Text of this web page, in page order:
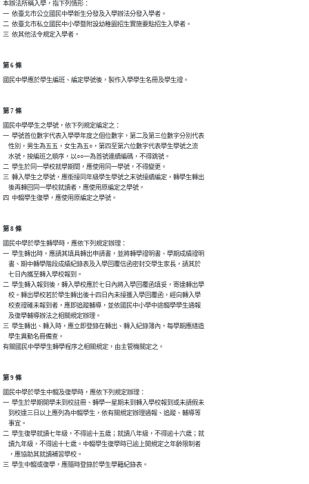
本辦法所稱入學，指下列情形：
一  依臺北市公立國民中學新生分發及入學辦法分發入學者。
二  依臺北市私立國民中小學暨附設幼稚園招生實施要點招生入學者。
三  依其他法令規定入學者。
第 6 條
國民中學應於學生編班、編定學號後，製作入學學生名冊及學生證。
第 7 條
國民中學學生之學號，依下列規定編定之：
一  學號首位數字代表入學學年度之個位數字，第二及第三位數字分別代表
    性別，男生為五五，女生為五○，第四至第六位數字代表學生學號之流
    水號，按編班之順序，以○○一為首號連續編碼，不得跳號。
二  學生於同一學校就學期間，應使用同一學號，不得變更。
三  轉入學生之學號，應銜接同年級學生學號之末號接續編定，轉學生轉出
    後再轉回同一學校就讀者，應使用原編定之學號。
四  中輟學生復學，應使用原編定之學號。
第 8 條
國民中學於學生轉學時，應依下列規定辦理：
一  學生轉出時，應請其填具轉出申請書，並將轉學證明書、學期成績證明
    書、期中轉學階段成績紀錄表及入學回覆信函密封交學生家長，請其於
    七日內攜至轉入學校報到。
二  學生轉入報到後，轉入學校應於七日內將入學回覆函填妥，寄達轉出學
    校。轉出學校若於學生轉出後十四日內未接獲入學回覆函，經向轉入學
    校查證確未報到者，應即追蹤輔導，並依國民中小學中途輟學學生通報
    及復學輔導辦法之相關規定辦理。
三  學生轉出、轉入時，應立即登錄在轉出、轉入紀錄簿內，每學期應繕造
    學生異動名冊備查。
有關國民中學學生轉學程序之相關規定，由主管機關定之。
第 9 條
國民中學於學生中輟及復學時，應依下列規定辦理：
一  學生於學期開學未到校註冊、轉學一星期未到轉入學校報到或未請假未
    到校達三日以上應列為中輟學生，依有關規定辦理通報、追蹤、輔導等
    事宜。
二  學生復學就讀七年級，不得逾十五歲；就讀八年級，不得逾十六歲；就
    讀九年級，不得逾十七歲。中輟學生復學時已逾上開規定之年齡限制者
    ，應協助其就讀補習學校。
三  學生中輟或復學，應隨時登錄於學生學籍紀錄表。